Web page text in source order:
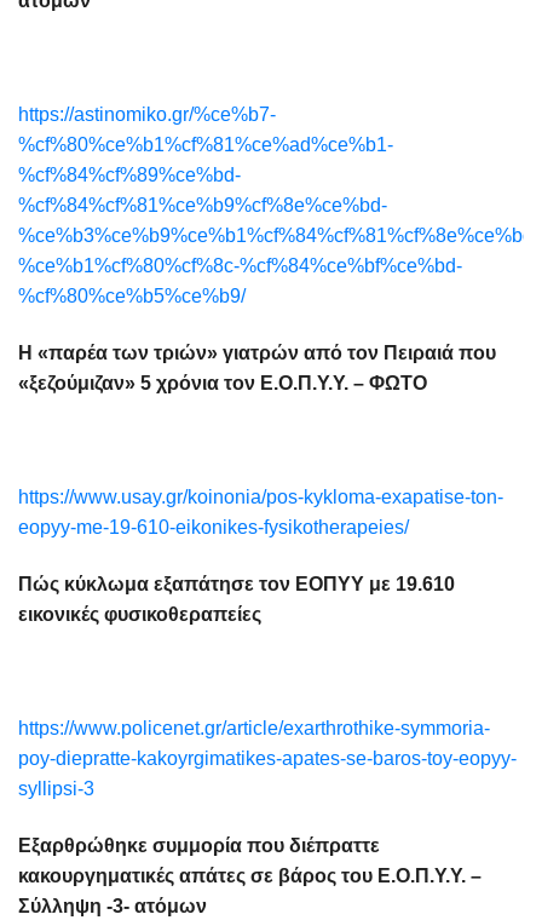
https://astinomiko.gr/%ce%b7-
%cf%80%ce%b1%cf%81%ce%ad%ce%b1-
%cf%84%cf%89%ce%bd-
%cf%84%cf%81%ce%b9%cf%8e%ce%bd-
%ce%b3%ce%b9%ce%b1%cf%84%cf%81%cf%8e%ce%bd-
%ce%b1%cf%80%cf%8c-%cf%84%ce%bf%ce%bd-
%cf%80%ce%b5%ce%b9/
Η «παρέα των τριών» γιατρών από τον Πειραιά που
«ξεζούμιζαν» 5 χρόνια τον Ε.Ο.Π.Υ.Υ. – ΦΩΤΟ
https://www.usay.gr/koinonia/pos-kykloma-exapatise-ton-
eopyy-me-19-610-eikonikes-fysikotherapeies/
Πώς κύκλωμα εξαπάτησε τον ΕΟΠΥΥ με 19.610
εικονικές φυσικοθεραπείες
https://www.policenet.gr/article/exarthrothike-symmoria-
poy-diepratte-kakoyrgimatikes-apates-se-baros-toy-eopyy-
syllipsi-3
Εξαρθρώθηκε συμμορία που διέπραττε
κακουργηματικές απάτες σε βάρος του Ε.Ο.Π.Υ.Υ. –
Σύλληψη -3- ατόμων